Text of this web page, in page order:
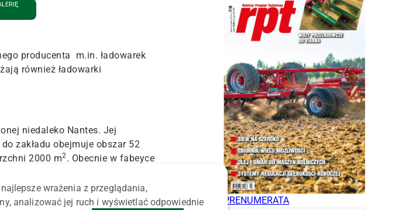
producenta m.in. ładowarek
również ładowarki
niedaleko Nantes. Jej
zakładu obejmuje obszar 52
2000 m2. Obecnie w fabeyce
PRENUMERATA
wrażenia z przeglądania,
analizować jej ruch i wyświetlać odpowiednie